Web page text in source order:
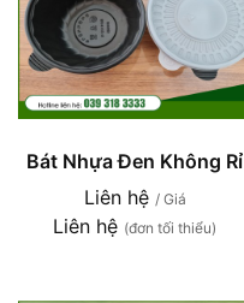
Bát Nhựa Đen Không Rỉ
Liên hệ / Giá
Liên hệ (đơn tối thiểu)